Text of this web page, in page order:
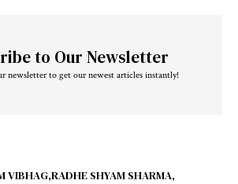
to Our Newsletter
newsletter to get our newest articles instantly!
VIBHAG RADHE SHYAM SHARMA